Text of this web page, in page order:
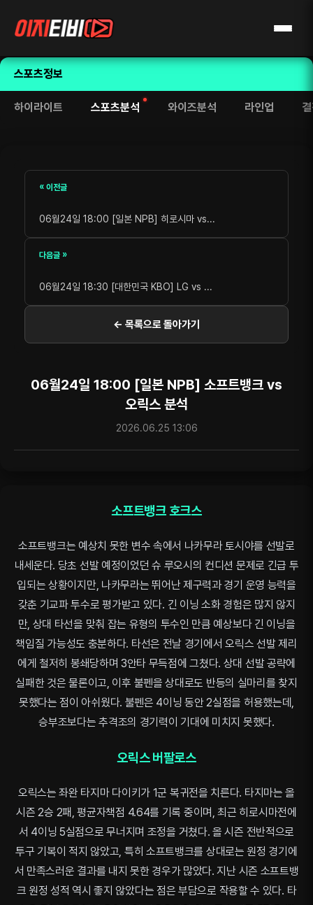
스포츠정보
하이라이트 스포츠분석 와이즈분석 라인업
« 이전글
06월24일 18:00 [일본 NPB] 히로시마 vs...
다음글 »
06월24일 18:30 [대한민국 KBO] LG vs ...
← 목록으로 돌아가기
06월24일 18:00 [일본 NPB] 소프트뱅크 vs
오릭스 분석
2026.06.25 13:06
소프트뱅크 호크스
소프트뱅크는 예상치 못한 변수 속에서 나카무라 토시야를 선발로
내세운다. 당초 선발 예정이었던 슈 루오시의 컨디션 문제로 긴급 투
입되는 상황이지만, 나카무라는 뛰어난 제구력과 경기 운영 능력을
갖춘 기교파 투수로 평가받고 있다. 긴 이닝 소화 경험은 많지 않지
만, 상대 타선을 맞춰 잡는 유형의 투수인 만큼 예상보다 긴 이닝을
책임질 가능성도 충분하다. 타선은 전날 경기에서 오릭스 선발 제리
에게 철저히 봉쇄당하며 3안타 무득점에 그쳤다. 상대 선발 공략에
실패한 것은 물론이고, 이후 불펜을 상대로도 반등의 실마리를 찾지
못했다는 점이 아쉬웠다. 불펜은 4이닝 동안 2실점을 허용했는데,
승부조보다는 추격조의 경기력이 기대에 미치지 못했다.
오릭스 버팔로스
오릭스는 좌완 타지마 다이키가 1군 복귀전을 치른다. 타지마는 올
시즌 2승 2패, 평균자책점 4.64를 기록 중이며, 최근 히로시마전에
서 4이닝 5실점으로 무너지며 조정을 거쳤다. 올 시즌 전반적으로
투구 기복이 적지 않았고, 특히 소프트뱅크를 상대로는 원정 경기에
서 만족스러운 결과를 내지 못한 경우가 많았다. 지난 시즌 소프트뱅
크 원정 성적 역시 좋지 않았다는 점은 부담으로 작용할 수 있다. 타